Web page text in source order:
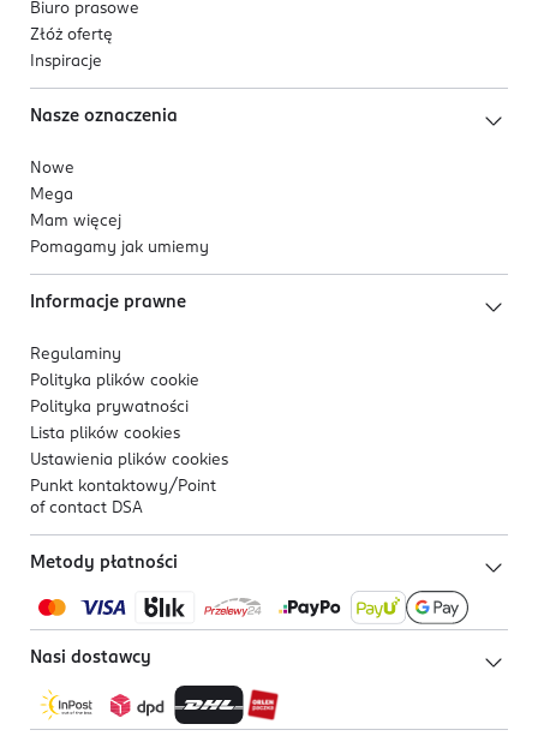
Biuro prasowe
Złóż ofertę
Inspiracje
Nasze oznaczenia
Nowe
Mega
Mam więcej
Pomagamy jak umiemy
Informacje prawne
Regulaminy
Polityka plików cookie
Polityka prywatności
Lista plików cookies
Ustawienia plików cookies
Punkt kontaktowy/ Point
of contact DSA
Metody płatności
Nasi dostawcy